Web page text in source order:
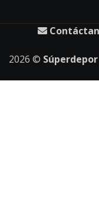
2026 © Súperdepor